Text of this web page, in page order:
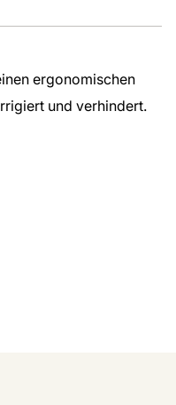
ergonomischen
und verhindert.